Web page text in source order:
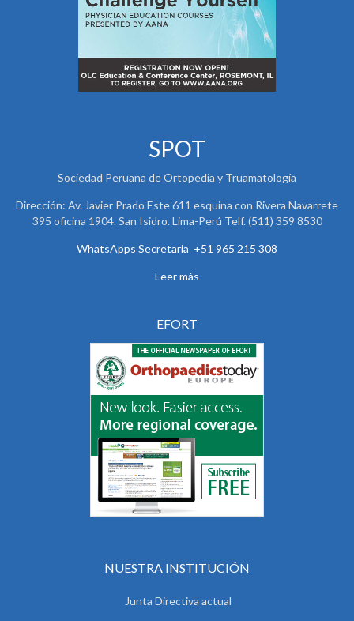
SPOT
Sociedad Peruana de Ortopedia y Truamatología
Dirección: Av. Javier Prado Este 611 esquina con Rivera Navarrete
395 oficina 1904. San Isidro. Lima-Perú Telf. (511) 359 8530
WhatsApps Secretaria +51 965 215 308
Leer más
EFORT
NUESTRA INSTITUCIÓN
Junta Directiva actual